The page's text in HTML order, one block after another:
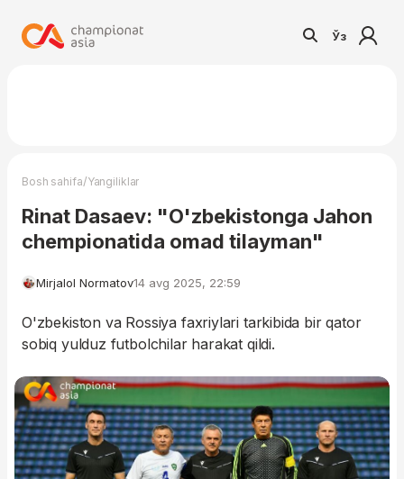
Ўз
Bosh sahifa/Yangiliklar
Rinat Dasaev: "O'zbekistonga Jahon
chempionatida omad tilayman"
Mirjalol Normatov14 avg 2025, 22:59
O'zbekiston va Rossiya faxriylari tarkibida bir qator
sobiq yulduz futbolchilar harakat qildi.